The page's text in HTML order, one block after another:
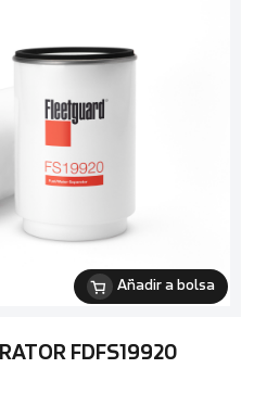
Añadir a bolsa
FDFS19920